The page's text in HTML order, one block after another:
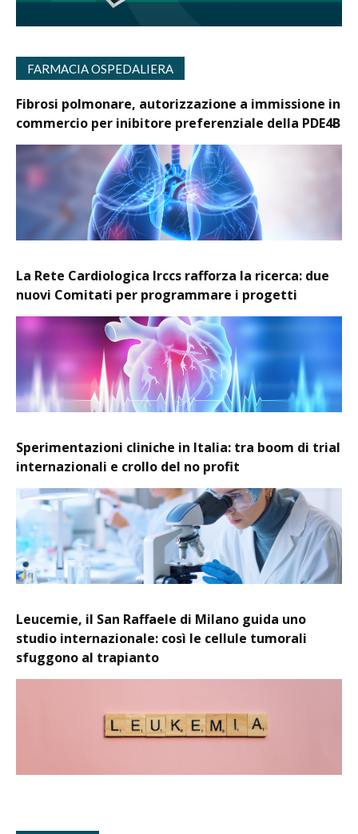
FARMACIA OSPEDALIERA
Fibrosi polmonare, autorizzazione a immissione in
commercio per inibitore preferenziale della PDE4B
La Rete Cardiologica Irccs rafforza la ricerca: due
nuovi Comitati per programmare i progetti
Sperimentazioni cliniche in Italia: tra boom di trial
internazionali e crollo del no profit
Leucemie, il San Raffaele di Milano guida uno
studio internazionale: così le cellule tumorali
sfuggono al trapianto